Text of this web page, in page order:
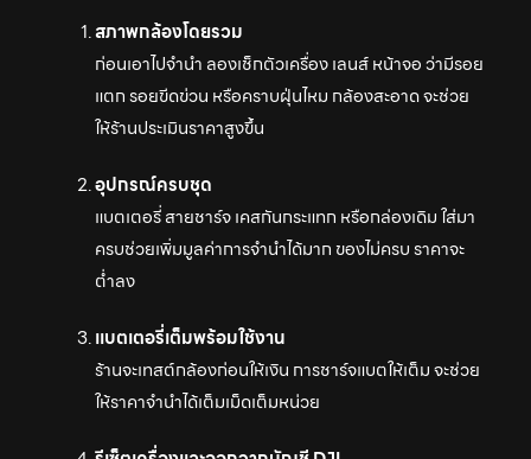
สภาพกล้องโดยรวม
ก่อนเอาไปจำนำ ลองเช็กตัวเครื่อง เลนส์ หน้าจอ ว่ามีรอย
แตก รอยขีดข่วน หรือคราบฝุ่นไหม กล้องสะอาด จะช่วย
ให้ร้านประเมินราคาสูงขึ้น
อุปกรณ์ครบชุด
แบตเตอรี่ สายชาร์จ เคสกันกระแทก หรือกล่องเดิม ใส่มา
ครบช่วยเพิ่มมูลค่าการจำนำได้มาก ของไม่ครบ ราคาจะ
ต่ำลง
แบตเตอรี่เต็มพร้อมใช้งาน
ร้านจะเทสต์กล้องก่อนให้เงิน การชาร์จแบตให้เต็ม จะช่วย
ให้ราคาจำนำได้เต็มเม็ดเต็มหน่วย